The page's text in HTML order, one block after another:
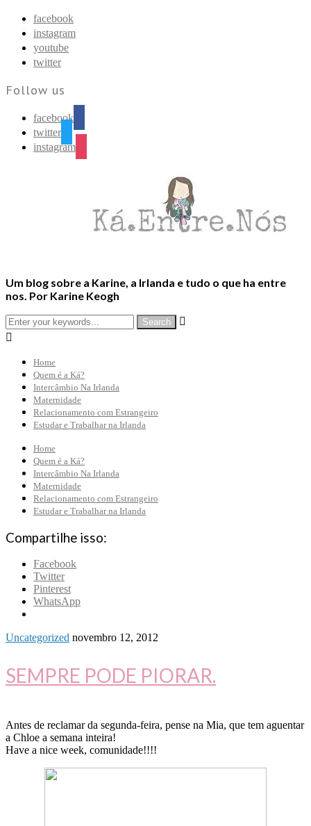
facebook
instagram
youtube
twitter
Follow us
facebook
twitter
instagram
Um blog sobre a Karine, a Irlanda e tudo o que ha entre
nos. Por Karine Keogh


Home
Quem é a Ká?
Intercâmbio Na Irlanda
Maternidade
Relacionamento com Estrangeiro
Estudar e Trabalhar na Irlanda
Home
Quem é a Ká?
Intercâmbio Na Irlanda
Maternidade
Relacionamento com Estrangeiro
Estudar e Trabalhar na Irlanda
Compartilhe isso:
Facebook
Twitter
Pinterest
WhatsApp
Uncategorized novembro 12, 2012
SEMPRE PODE PIORAR.
Antes de reclamar da segunda-feira, pense na Mia, que tem aguentar
a Chloe a semana inteira!
Have a nice week, comunidade!!!!